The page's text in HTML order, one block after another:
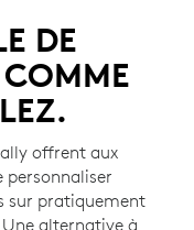
DE
offrent aux
personnaliser
sur pratiquement
alternative à